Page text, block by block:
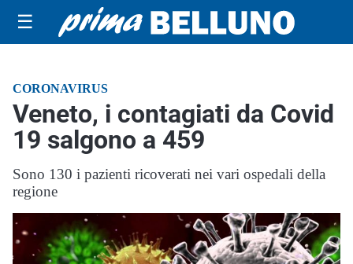
☰
CORONAVIRUS
Veneto, i contagiati da Covid
19 salgono a 459
Sono 130 i pazienti ricoverati nei vari ospedali della
regione